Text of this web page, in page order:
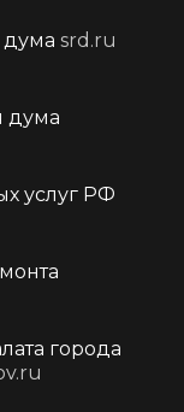
дума srd.ru
дума
услуг РФ
города